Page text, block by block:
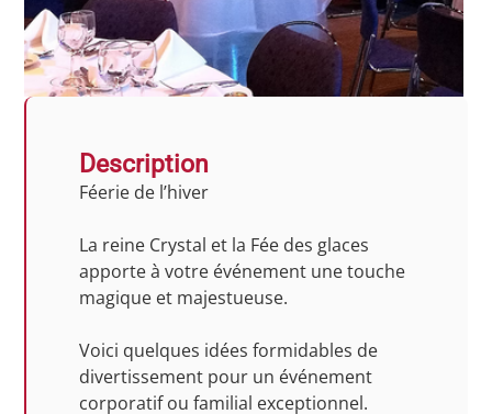
Description
Féerie de l’hiver
La reine Crystal et la Fée des glaces
apporte à votre événement une touche
magique et majestueuse.
Voici quelques idées formidables de
divertissement pour un événement
corporatif ou familial exceptionnel.